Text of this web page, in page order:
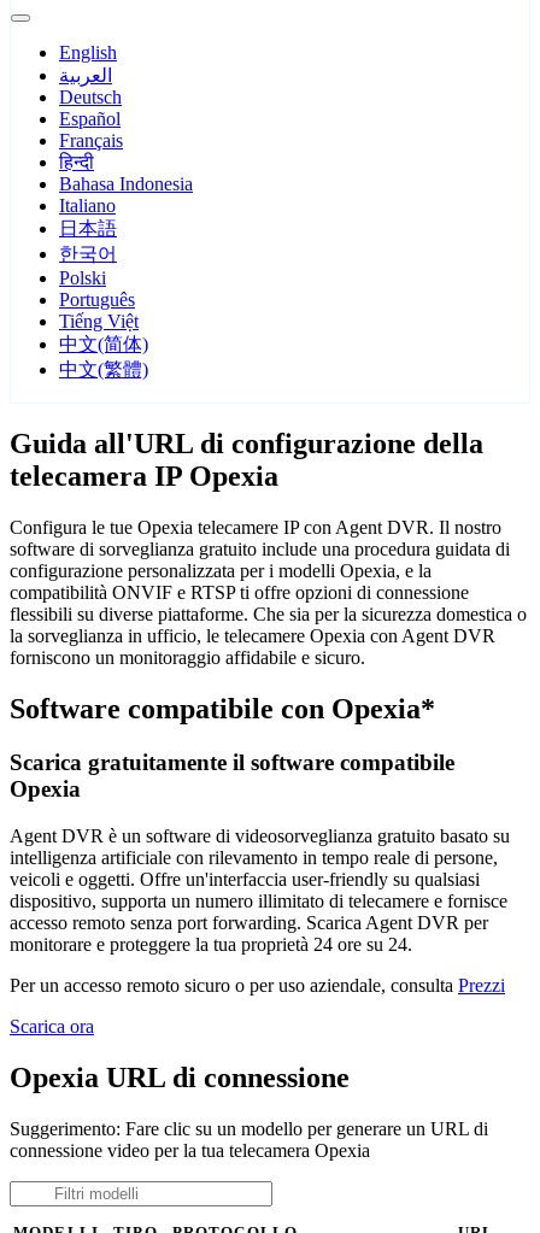
English
العربية
Deutsch
Español
Français
हिन्दी
Bahasa Indonesia
Italiano
日本語
한국어
Polski
Português
Tiếng Việt
中文(简体)
中文(繁體)
Guida all'URL di configurazione della
telecamera IP Opexia
Configura le tue Opexia telecamere IP con Agent DVR. Il nostro
software di sorveglianza gratuito include una procedura guidata di
configurazione personalizzata per i modelli Opexia, e la
compatibilità ONVIF e RTSP ti offre opzioni di connessione
flessibili su diverse piattaforme. Che sia per la sicurezza domestica o
la sorveglianza in ufficio, le telecamere Opexia con Agent DVR
forniscono un monitoraggio affidabile e sicuro.
Software compatibile con Opexia*
Scarica gratuitamente il software compatibile
Opexia
Agent DVR è un software di videosorveglianza gratuito basato su
intelligenza artificiale con rilevamento in tempo reale di persone,
veicoli e oggetti. Offre un'interfaccia user-friendly su qualsiasi
dispositivo, supporta un numero illimitato di telecamere e fornisce
accesso remoto senza port forwarding. Scarica Agent DVR per
monitorare e proteggere la tua proprietà 24 ore su 24.
Per un accesso remoto sicuro o per uso aziendale, consulta Prezzi
Scarica ora
Opexia URL di connessione
Suggerimento: Fare clic su un modello per generare un URL di
connessione video per la tua telecamera Opexia